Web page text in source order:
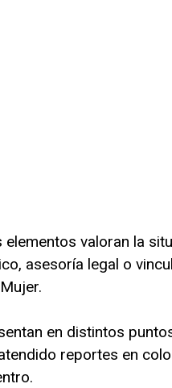
elementos valoran la
asesoría legal o
en distintos
reportes en